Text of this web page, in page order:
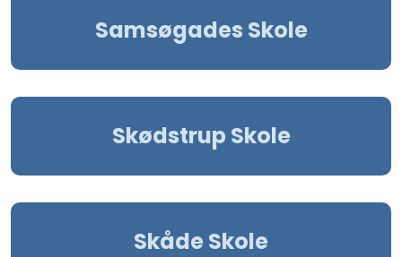
Samsøgades Skole
Skødstrup Skole
Skåde Skole